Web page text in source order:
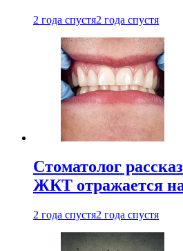
2 года спустя2 года спустя
Стоматолог
ЖКТ отражается на
2 года спустя2 года спустя